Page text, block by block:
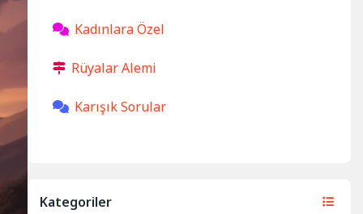
Kadınlara Özel
Rüyalar Alemi
Karışık Sorular
Kategoriler